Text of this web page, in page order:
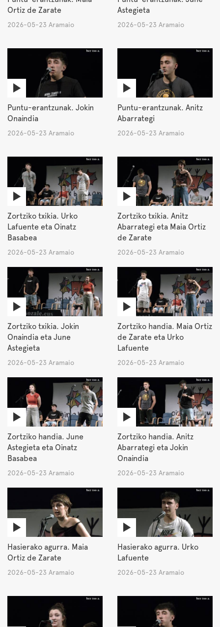
Ortiz de Zarate
2026-05-23 Aramaio
Astegieta
2026-05-23 Aramaio
Puntu-erantzunak. Jokin
Onaindia
2026-05-23 Aramaio
Puntu-erantzunak. Anitz
Abarrategi
2026-05-23 Aramaio
Zortziko txikia. Urko
Lafuente eta Oinatz
Basabea
2026-05-23 Aramaio
Zortziko txikia. Anitz
Abarrategi eta Maia Ortiz
de Zarate
2026-05-23 Aramaio
Zortziko txikia. Jokin
Onaindia eta June
Astegieta
2026-05-23 Aramaio
Zortziko handia. Maia Ortiz
de Zarate eta Urko
Lafuente
2026-05-23 Aramaio
Zortziko handia. June
Astegieta eta Oinatz
Basabea
2026-05-23 Aramaio
Zortziko handia. Anitz
Abarrategi eta Jokin
Onaindia
2026-05-23 Aramaio
Hasierako agurra. Maia
Ortiz de Zarate
2026-05-23 Aramaio
Hasierako agurra. Urko
Lafuente
2026-05-23 Aramaio